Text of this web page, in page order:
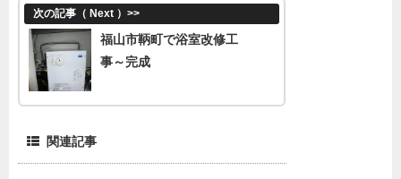
次の記事（ Next ） >>
福山市鞆町で浴室改修工
事～完成
関連記事